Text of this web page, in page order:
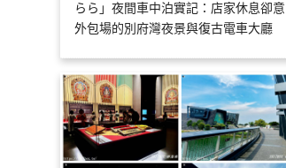
らら」夜間車中泊實記：店家休息卻意
外包場的別府灣夜景與復古電車大廳